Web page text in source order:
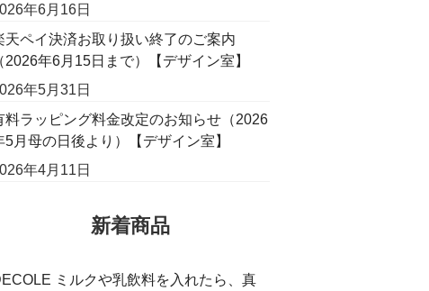
年6月16日
天ペイ決済お取り扱い終了のご案内
2026年6月15日まで）【デザイン室】
年5月31日
料ラッピング料金改定のお知らせ（2026
5月母の日後より）【デザイン室】
年4月11日
新着商品
ミルクや乳飲料を入れたら、真